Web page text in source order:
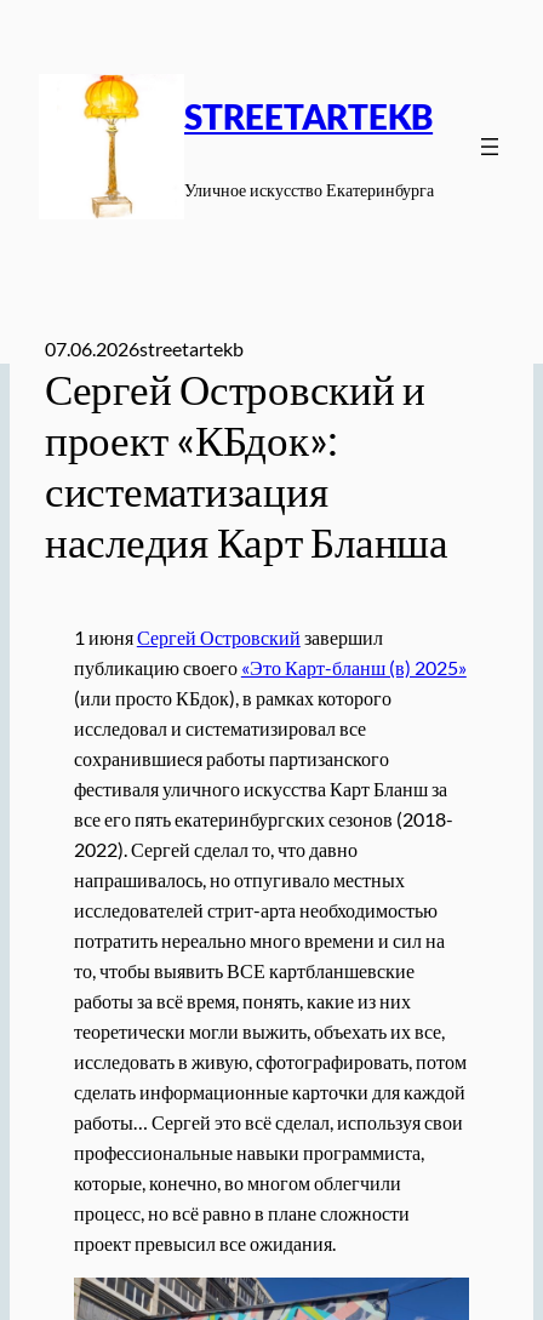
содержимому
STREETARTEKB
Уличное искусство Екатеринбурга
07.06.2026streetartekb
Сергей Островский и
проект «КБдок»:
систематизация
наследия Карт Бланша
1 июняСергей Островский завершил
публикацию своего «Это Карт-бланш (в) 2025»
(или просто КБдок), в рамках которого
исследовал и систематизировал все
сохранившиеся работы партизанского
фестиваля уличного искусства Карт Бланш за
все его пять екатеринбургских сезонов (2018-
2022). Сергей сделал то, что давно
напрашивалось, но отпугивало местных
исследователей стрит-арта необходимостью
потратить нереально много времени и сил на
то, чтобы выявить ВСЕ картбланшевские
работы за всё время, понять, какие из них
теоретически могли выжить, объехать их все,
исследовать в живую, сфотографировать, потом
сделать информационные карточки для каждой
работы… Сергей это всё сделал, используя свои
профессиональные навыки программиста,
которые, конечно, во многом облегчили
процесс, но всё равно в плане сложности
проект превысил все ожидания.